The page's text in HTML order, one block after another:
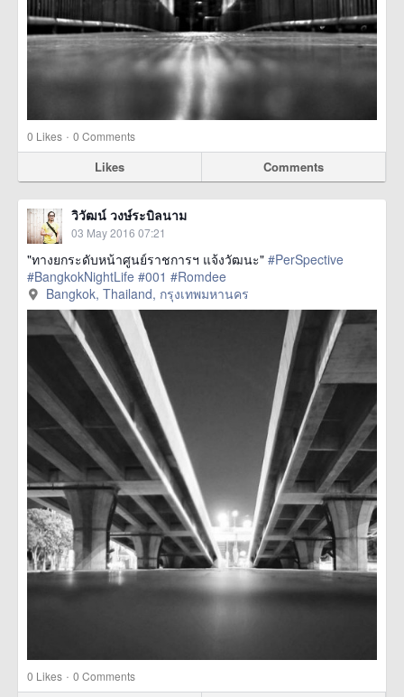
0 Likes · 0 Comments
Likes Comments
วิวัฒน์ วงษ์ระบิลนาม
03 May 2016 07:21
"ทางยกระดับหน้าศูนย์ราชการฯ แจ้งวัฒนะ" #PerSpective
#BangkokNightLife #001 #Romdee
Bangkok, Thailand, กรุงเทพมหานคร
0 Likes · 0 Comments